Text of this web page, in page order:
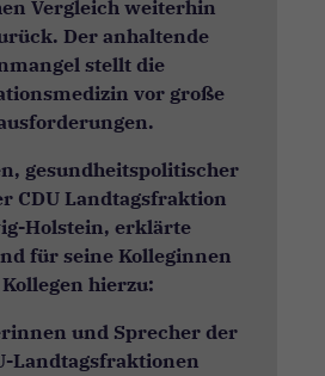
Vergleich weiterhin
Der anhaltende
stellt die
vor große
gesundheitspolitischer
CDU Landtagsfraktion
Holstein, erklärte
für seine Kolleginnen
hierzu:
und Sprecher der
Landtagsfraktionen